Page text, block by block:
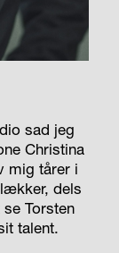
sad jeg
Christina
mig tårer i
dels
Torsten
talent.